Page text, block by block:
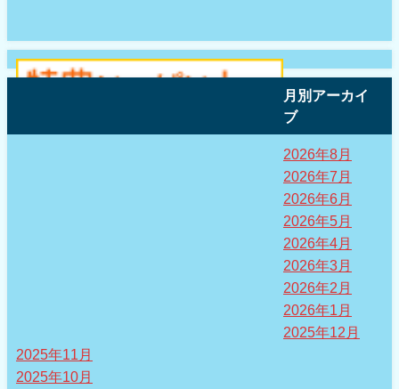
月別アーカイ
ブ
2026年8月
2026年7月
2026年6月
2026年5月
2026年4月
2026年3月
2026年2月
2026年1月
2025年12月
2025年11月
2025年10月